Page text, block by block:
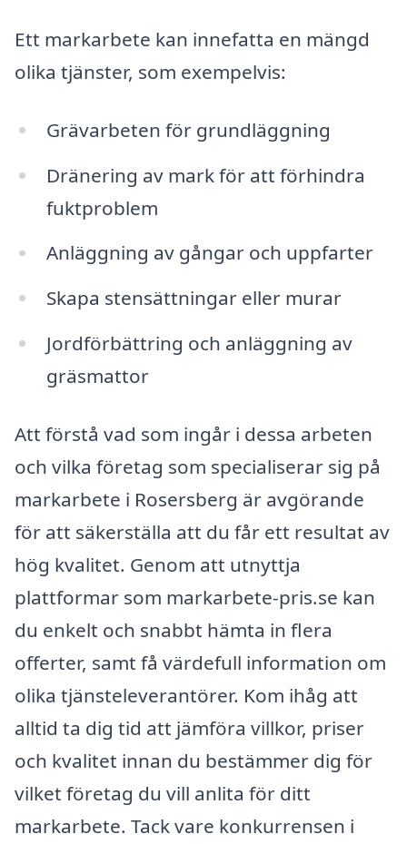
Ett markarbete kan innefatta en mängd
olika tjänster, som exempelvis:
Grävarbeten för grundläggning
Dränering av mark för att förhindra
fuktproblem
Anläggning av gångar och uppfarter
Skapa stensättningar eller murar
Jordförbättring och anläggning av
gräsmattor
Att förstå vad som ingår i dessa arbeten
och vilka företag som specialiserar sig på
markarbete i Rosersberg är avgörande
för att säkerställa att du får ett resultat av
hög kvalitet. Genom att utnyttja
plattformar som markarbete-pris.se kan
du enkelt och snabbt hämta in flera
offerter, samt få värdefull information om
olika tjänsteleverantörer. Kom ihåg att
alltid ta dig tid att jämföra villkor, priser
och kvalitet innan du bestämmer dig för
vilket företag du vill anlita för ditt
markarbete. Tack vare konkurrensen i